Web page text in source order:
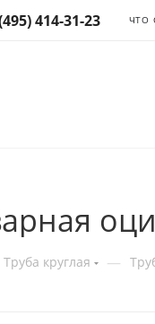
414-31-23 ЧТО
Труба круглая —